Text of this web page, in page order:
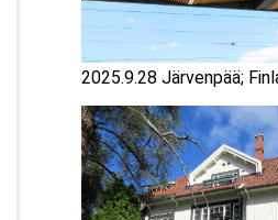
News Letters のページに、最新号
ップしました。Top "ブラフの丘か
2025.03.08
Denmark のページの デンマーク
記事をアップしました。 News
ま最新号作成中につき、非公開に
2025.03.07
2025.9.28 Järvenpää;